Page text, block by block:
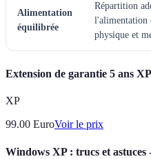
Alimentation
équilibrée
Répartition
l'alimentation
physique et
Extension de garantie 5 ans
XP
99.00 EuroVoir le prix
Windows XP : trucs et